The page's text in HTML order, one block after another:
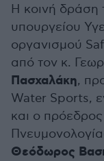
Η κοινή δράση
υπουργείου
οργανισμού
από τον κ.
Πασχαλάκη,
Water Sports,
και ο
Θεόδωρος